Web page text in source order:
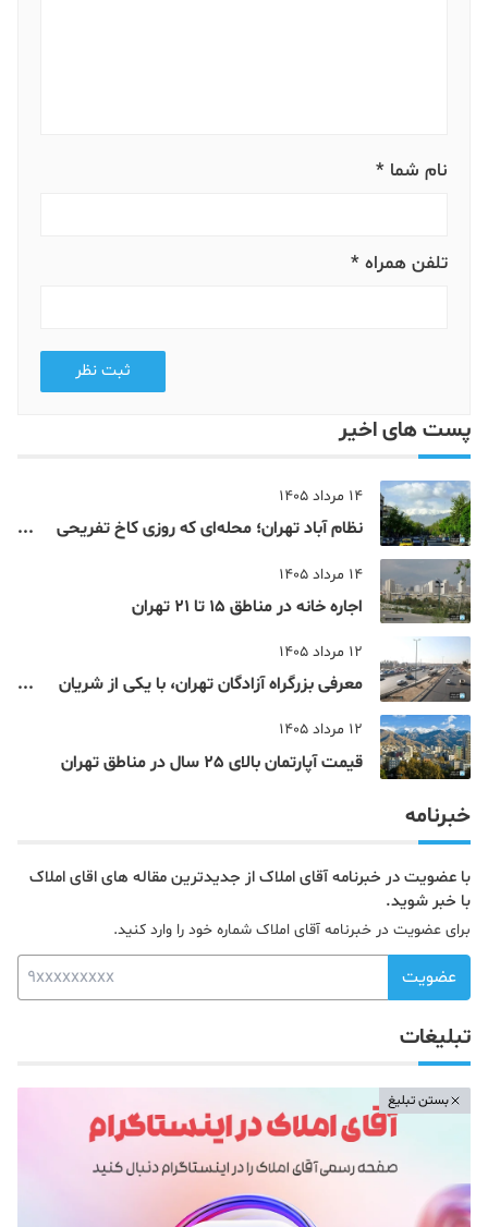
نام شما *
تلفن همراه *
ثبت نظر
پست های اخیر
14 مرداد 1405
نظام‌ آباد تهران؛ محله‌ای که روزی کاخ تفریحی
14 مرداد 1405
اجاره خانه در مناطق 15 تا 21 تهران
12 مرداد 1405
معرفی بزرگراه آزادگان تهران، با یکی از شریان
12 مرداد 1405
قیمت آپارتمان بالای 25 سال در مناطق تهران
خبرنامه
با عضویت در خبرنامه آقای املاک از جدیدترین مقاله های اقای املاک
با خبر شوید.
برای عضویت در خبرنامه آقای املاک شماره خود را وارد کنید.
عضویت
تبلیغات
بستن تبلیغ